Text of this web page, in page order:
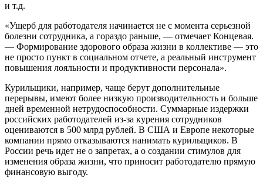
и т.д.
«Ущерб для работодателя начинается не с момента серьезной
болезни сотрудника, а гораздо раньше, — отмечает Концевая.
— Формирование здорового образа жизни в коллективе — это
не просто пункт в социальном отчете, а реальный инструмент
повышения лояльности и продуктивности персонала».
Курильщики, например, чаще берут дополнительные
перерывы, имеют более низкую производительность и больше
дней временной нетрудоспособности. Суммарные издержки
российских работодателей из-за курения сотрудников
оцениваются в 500 млрд рублей. В США и Европе некоторые
компании прямо отказываются нанимать курильщиков. В
России речь идет не о запретах, а о создании стимулов для
изменения образа жизни, что приносит работодателю прямую
финансовую выгоду.